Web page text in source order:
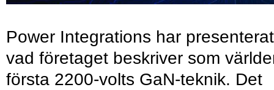
Power Integrations har presenterat
vad företaget beskriver som
första 2200-volts GaN-teknik. Det